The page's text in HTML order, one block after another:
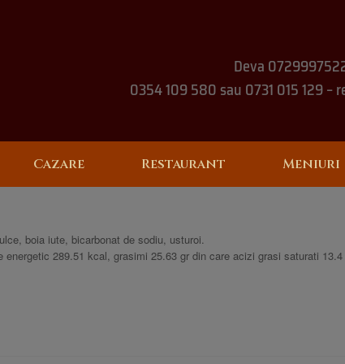
Deva
0354 109 580 sau 0731 015 129 –
Cazare Restaurant Meniuri
boia iute, bicarbonat de sodiu, usturoi.
energetic 289.51 kcal, grasimi 25.63 gr din care acizi grasi saturati 13.4